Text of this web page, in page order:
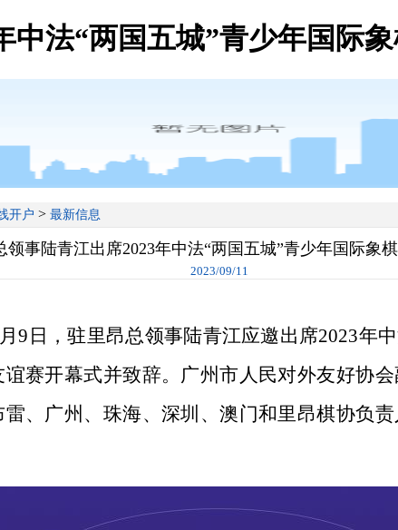
中法“两国五城”青少年国际
开户 > 最新信息
领事陆青江出席2023年中法“两国五城”青少年国际象
2023/09/11
日，驻里昂总领事陆青江应邀出席2023年中
赛开幕式并致辞。广州市人民对外友好协
、广州、珠海、深圳、澳门和里昂棋协负